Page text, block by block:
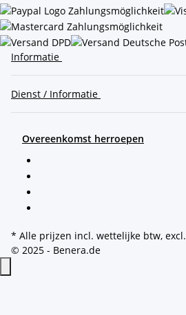
Informatie
Dienst / Informatie
Overeenkomst herroepen
* Alle prijzen incl. wettelijke btw, excl.
© 2025 - Benera.de